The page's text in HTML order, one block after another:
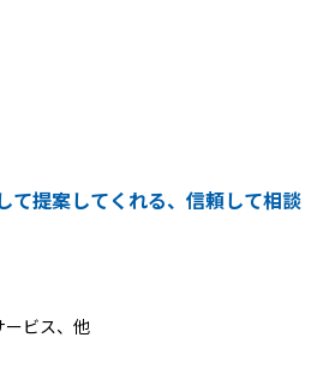
て提案してくれる、信頼して相談
ービス、他